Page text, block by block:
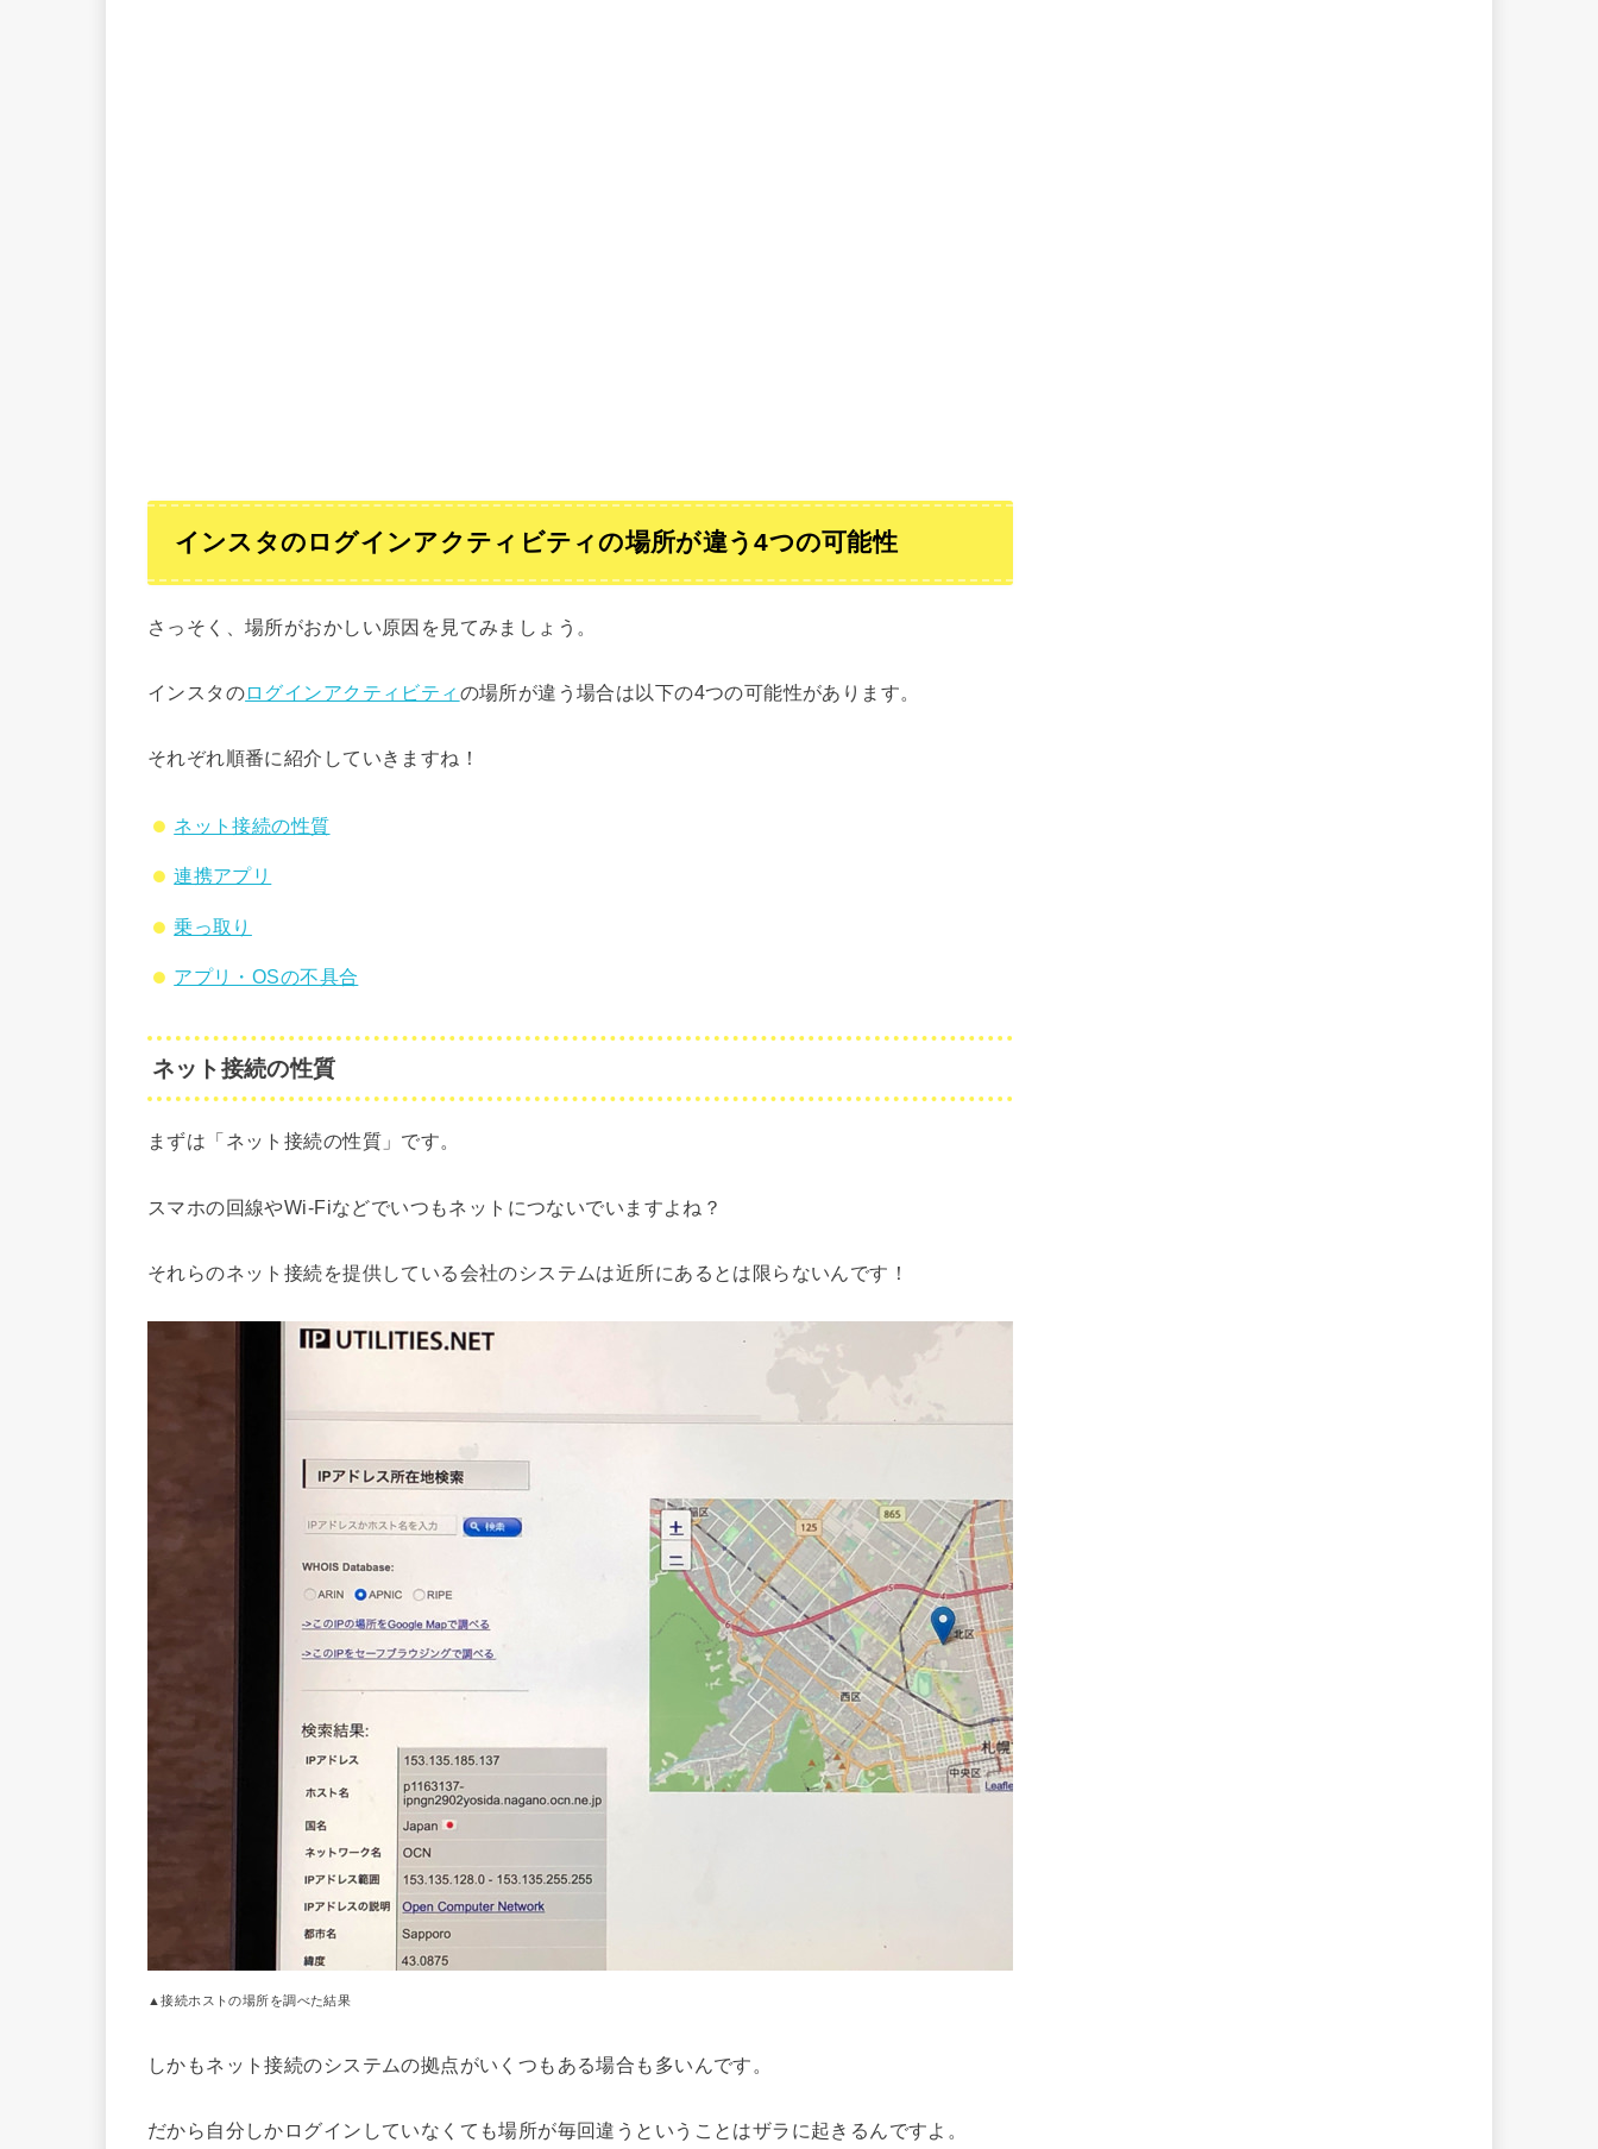
インスタのログインアクティビティの場所が違う4つの可能性
さっそく、場所がおかしい原因を見てみましょう。
インスタのログインアクティビティ の場所が違う場合は以下の4つの可能性があります。
それぞれ順番に紹介していきますね！
ネット接続の性質
連携アプリ
乗っ取り
アプリ・OSの不具合
ネット接続の性質
まずは「ネット接続の性質」です。
スマホの回線やWi-Fiなどでいつもネットにつないでいますよね？
それらのネット接続を提供している会社のシステムは近所にあるとは限らないんです！
▲接続ホストの場所を調べた結果
しかもネット接続のシステムの拠点がいくつもある場合も多いんです。
だから自分しかログインしていなくても場所が毎回違うということはザラに起きるんですよ。